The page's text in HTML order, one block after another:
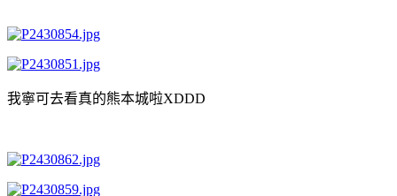
我寧可去看真的熊本城啦XDDD